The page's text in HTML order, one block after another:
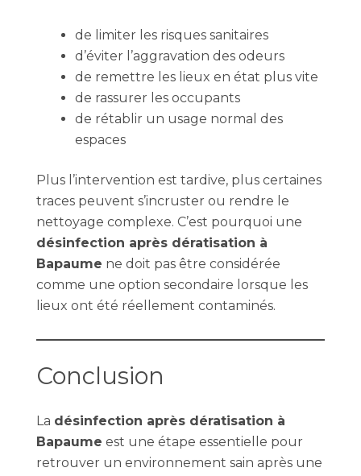
de limiter les risques sanitaires
d’éviter l’aggravation des odeurs
de remettre les lieux en état plus vite
de rassurer les occupants
de rétablir un usage normal des
espaces
Plus l’intervention est tardive, plus certaines
traces peuvent s’incruster ou rendre le
nettoyage complexe. C’est pourquoi une
désinfection après dératisation à
Bapaume ne doit pas être considérée
comme une option secondaire lorsque les
lieux ont été réellement contaminés.
Conclusion
La désinfection après dératisation à
Bapaume est une étape essentielle pour
retrouver un environnement sain après une